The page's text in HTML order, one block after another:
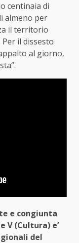
centinaia di
almeno per
il territorio
il dissesto
al giorno,
e congiunta
V (Cultura) e’
del